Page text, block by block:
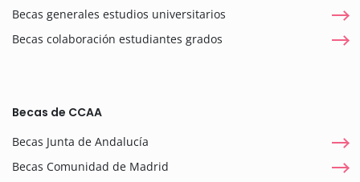
Becas generales estudios universitarios
Becas colaboración estudiantes grados
Becas de CCAA
Becas Junta de Andalucía
Becas Comunidad de Madrid